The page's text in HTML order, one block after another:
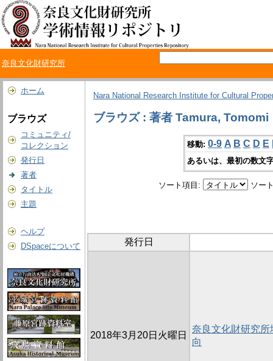
奈良文化財研究所
ホーム
ブラウズ
コミュニティ/
コレクション
発行日
著者
タイトル
主題
ヘルプ
DSpaceについて
Nara National Research Institute for Cultural
ブラウズ : 著者 Tamura, Tomomi
移動: 0-9 A B C D E
あるいは、最初の数文
ソート項目: ソー
発行日
2018年3月20日火曜日
奈良文化財研究
向